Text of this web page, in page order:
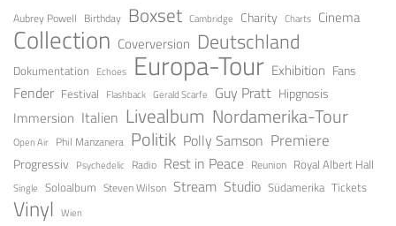
Aubrey Powell Birthday Boxset Cambridge Charity Charts Cinema
Collection Coverversion Deutschland
Dokumentation Echoes Europa-Tour Exhibition Fans
Fender Festival Flashback Gerald Scarfe Guy Pratt Hipgnosis
Immersion Italien Livealbum Nordamerika-Tour
Open Air Phil Manzanera Politik Polly Samson Premiere
Progressiv Psychedelic Radio Rest in Peace Reunion Royal Albert Hall
Single Soloalbum Steven Wilson Stream Studio Südamerika Tickets
Vinyl Wien